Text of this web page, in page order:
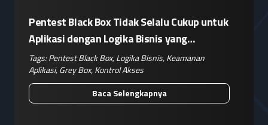
Pentest Black Box Tidak Selalu Cukup untuk
Aplikasi dengan Logika Bisnis yang
Kompleks
Tags:Pentest Black Box,Logika Bisnis,Keamanan
Aplikasi,Grey Box,Kontrol Akses
Baca Selengkapnya